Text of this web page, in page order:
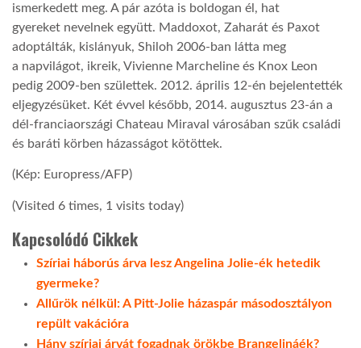
ismerkedett meg. A pár azóta is boldogan él, hat
gyereket nevelnek együtt. Maddoxot, Zaharát és Paxot
adoptálták, kislányuk, Shiloh 2006-ban látta meg
a napvilágot, ikreik, Vivienne Marcheline és Knox Leon
pedig 2009-ben születtek. 2012. április 12-én bejelentették
eljegyzésüket. Két évvel később, 2014. augusztus 23-án a
dél-franciaországi Chateau Miraval városában szűk családi
és baráti körben házasságot kötöttek.
(Kép: Europress/AFP)
(Visited 6 times, 1 visits today)
Kapcsolódó Cikkek
Szíriai háborús árva lesz Angelina Jolie-ék hetedik
gyermeke?
Allűrök nélkül: A Pitt-Jolie házaspár másodosztályon
repült vakációra
Hány szíriai árvát fogadnak örökbe Brangelináék?